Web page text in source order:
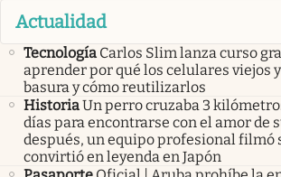
Actualidad
Tecnología Carlos Slim lanza curso
aprender por qué los celulares viejos
basura y cómo reutilizarlos
HistoriaUn perro cruzaba 3
días para encontrarse con el amor de
después, un equipo profesional filmó
convirtió en leyenda en Japón